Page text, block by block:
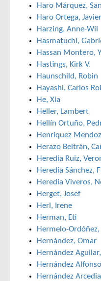
Haro Márquez,
Haro Ortega, Javier
Harzing, Anne-Wil
Hasmațuchi,
Hassan Montero,
Hastings, Kirk V.
Haunschild, Robin
Hayashi, Carlos
He, Xia
Heller, Lambert
Hellín Ortuño,
Henriquez
Herazo Beltrán,
Heredia Ruiz,
Heredia Sánchez,
Heredia Viveros,
Herget, Josef
Herl, Irene
Herman, Eti
Hermelo-Ordóñez,
Hernández, Omar
Hernández
Hernández
Hernández